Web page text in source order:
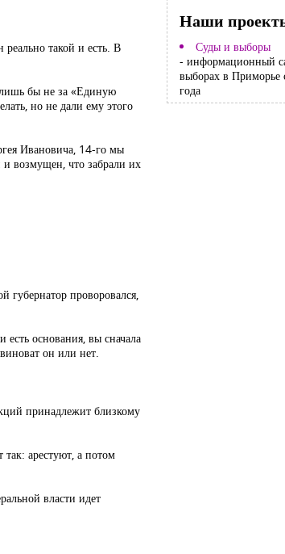
такой и есть. В
лишь бы не за «Единую
но не дали ему этого
Ивановича, 14-го мы
возмущен, что забрали их
губернатор проворовался,
основания, вы сначала
он или нет.
принадлежит близкому
арестуют, а потом
власти идет
Наши
Суды и выборы
- информационный
выборах в Приморье
года